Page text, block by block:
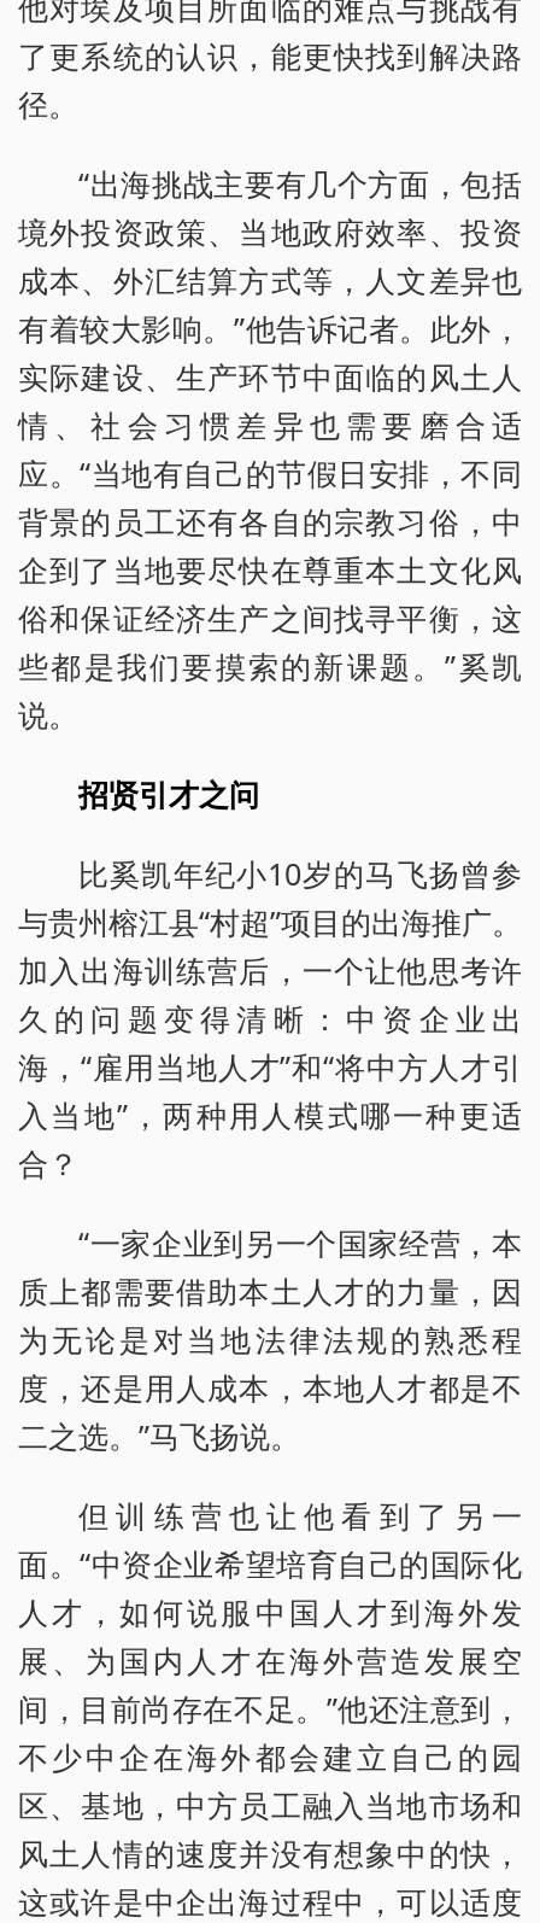
了更系统的认识，能更快找到解决路
径。
“出海挑战主要有几个方面，包括
境外投资政策、当地政府效率、投资
成本、外汇结算方式等，人文差异也
有着较大影响。”他告诉记者。此外，
实际建设、生产环节中面临的风土人
情、社会习惯差异也需要磨合适
应。“当地有自己的节假日安排，不同
背景的员工还有各自的宗教习俗，中
企到了当地要尽快在尊重本土文化风
俗和保证经济生产之间找寻平衡，这
些都是我们要摸索的新课题。”奚凯
说。
招贤引才之问
比奚凯年纪小10岁的马飞扬曾参
与贵州榕江县“村超”项目的出海推广。
加入出海训练营后，一个让他思考许
久的问题变得清晰：中资企业出
海，“雇用当地人才”和“将中方人才引
入当地”，两种用人模式哪一种更适
合？
“一家企业到另一个国家经营，本
质上都需要借助本土人才的力量，因
为无论是对当地法律法规的熟悉程
度，还是用人成本，本地人才都是不
二之选。”马飞扬说。
但训练营也让他看到了另一
面。“中资企业希望培育自己的国际化
人才，如何说服中国人才到海外发
展、为国内人才在海外营造发展空
间，目前尚存在不足。”他还注意到，
不少中企在海外都会建立自己的园
区、基地，中方员工融入当地市场和
风土人情的速度并没有想象中的快，
这或许是中企出海过程中，可以适度